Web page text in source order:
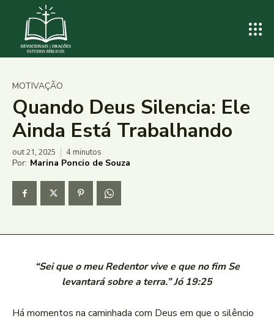
MOTIVAÇÃO
Quando Deus Silencia: Ele
Ainda Está Trabalhando
out 21, 2025 4minutos
Por: Marina Poncio de Souza
“Sei que o meu Redentor vive e que no fim Se
levantará sobre a terra.” Jó 19:25
Há momentos na caminhada com Deus em que o silêncio